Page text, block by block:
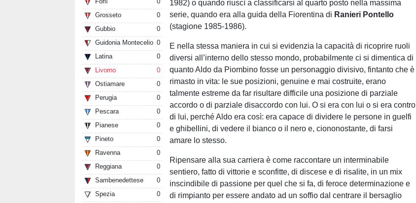
Grosseto
0
Gubbio
0
Guidonia Montecelio 0
Latina
0
Livorno
0
Ostiamare
0
Perugia
0
Pescara
0
Pianese
0
Pineto
0
Ravenna
0
Reggiana
0
Sambenedettese
0
Spezia
0
1982) o quando riuscì a classificarsi al quarto posto nella massima
serie, quando era alla guida della Fiorentina di Ranieri Pontello
(stagione 1985-1986).
E nella stessa maniera in cui si evidenzia la capacità di ricoprire ruoli
diversi all’interno dello stesso mondo, probabilmente ci si dimentica di
quanto Aldo da Piombino fosse un personaggio divisivo, fintanto che è
rimasto in vita: le sue posizioni, genuine e mai costruite, erano
talmente estreme da far risultare difficile una posizione di parziale
accordo o di parziale disaccordo con lui. O si era con lui o si era contro
di lui, perché Aldo era così: era capace di dividere le persone in guelfi
e ghibellini, di vedere il bianco o il nero e, ciononostante, di farsi
amare lo stesso.
Ripensare alla sua carriera è come raccontare un interminabile
sentiero, fatto di vittorie e sconfitte, di discese e di risalite, in un mix
inscindibile di passione per quel che si fa, di feroce determinazione e
di rimpianto per essere andato ad un soffio dal centrare il bersaglio